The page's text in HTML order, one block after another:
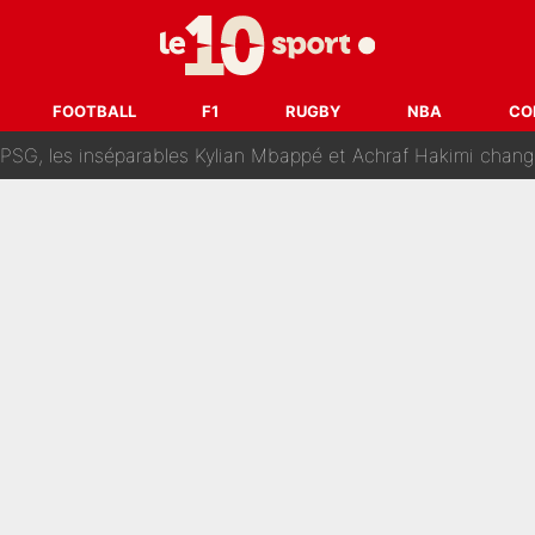
FOOTBALL F1 RUGBY NBA
Kanté : Comme Yan Diomandé, les deux champions du
La Chaîne L’Équipe : Même Olivier Ménard n’avait pas pu empêcher son départ,
les inséparables Kylian Mbappé et Achraf Hakimi